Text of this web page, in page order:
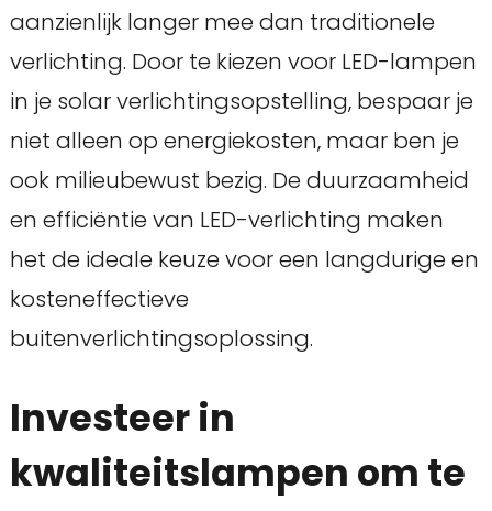
aanzienlijk langer mee dan traditionele
verlichting. Door te kiezen voor LED-lampen
in je solar verlichtingsopstelling, bespaar je
niet alleen op energiekosten, maar ben je
ook milieubewust bezig. De duurzaamheid
en efficiëntie van LED-verlichting maken
het de ideale keuze voor een langdurige en
kosteneffectieve
buitenverlichtingsoplossing.
Investeer in
kwaliteitslampen om te